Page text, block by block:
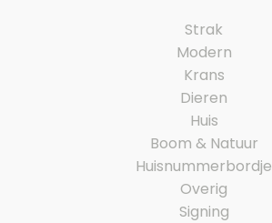
Strak
Modern
Krans
Dieren
Huis
Boom & Natuur
Huisnummerbordje
Overig
Signing